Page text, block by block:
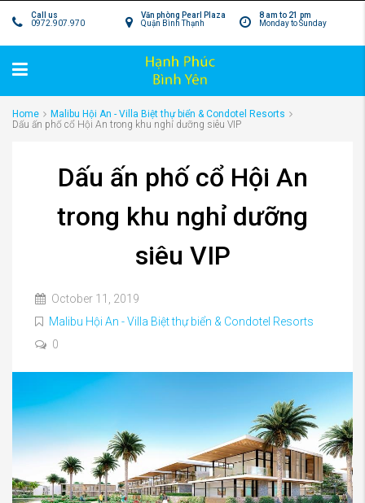
8 am to 21 pm
Monday to Sunday
Văn phòng Pearl Plaza
Quận Bình Thạnh
Call us
0972.907.970
Home
Malibu Hội An - Villa Biệt thự biển & Condotel Resorts
Dấu ấn phố cổ Hội An trong khu nghỉ dưỡng siêu VIP
Dấu ấn phố cổ Hội An
trong khu nghỉ dưỡng
siêu VIP
October 11, 2019
Malibu Hội An - Villa Biệt thự biển & Condotel Resorts
0